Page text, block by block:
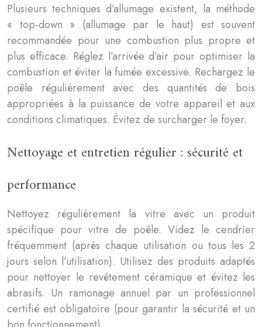
Plusieurs techniques d’allumage existent, la méthode
« top-down » (allumage par le haut) est souvent
recommandée pour une combustion plus propre et
plus efficace. Réglez l’arrivée d’air pour optimiser la
combustion et éviter la fumée excessive. Rechargez le
poêle régulièrement avec des quantités de bois
appropriées à la puissance de votre appareil et aux
conditions climatiques. Évitez de surcharger le foyer.
Nettoyage et entretien régulier : sécurité et
performance
Nettoyez régulièrement la vitre avec un produit
spécifique pour vitre de poêle. Videz le cendrier
fréquemment (après chaque utilisation ou tous les 2
jours selon l’utilisation). Utilisez des produits adaptés
pour nettoyer le revêtement céramique et évitez les
abrasifs. Un ramonage annuel par un professionnel
certifié est obligatoire (pour garantir la sécurité et un